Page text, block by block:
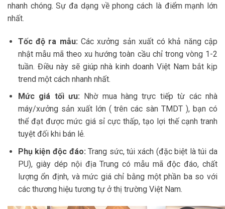
nhanh chóng. Sự đa dạng về phong cách là điểm mạnh lớn
nhất.
Tốc độ ra mẫu: Các xưởng sản xuất có khả năng cập
nhật mẫu mã theo xu hướng toàn cầu chỉ trong vòng 1-2
tuần. Điều này sẽ giúp nhà kinh doanh Việt Nam bắt kịp
trend một cách nhanh nhất.
Mức giá tối ưu: Nhờ mua hàng trực tiếp từ các nhà
máy/xưởng sản xuất lớn ( trên các sàn TMDT ), bạn có
thể đạt được mức giá sỉ cực thấp, tạo lợi thế cạnh tranh
tuyệt đối khi bán lẻ.
Phụ kiện độc đáo: Trang sức, túi xách (đặc biệt là túi da
PU), giày dép nội địa Trung có mẫu mã độc đáo, chất
lượng ổn định, và mức giá chỉ bằng một phần ba so với
các thương hiệu tương tự ở thị trường Việt Nam.